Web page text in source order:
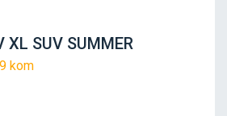
XL SUV SUMMER
9 kom